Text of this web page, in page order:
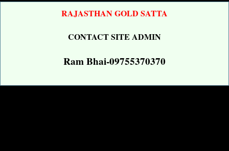
RAJASTHAN GOLD SATTA
CONTACT SITE ADMIN
Ram Bhai-09755370370